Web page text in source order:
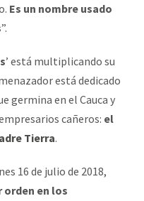
Es un nombre usado
”.
’ está multiplicando su
está dedicado
germina en el Cauca y
cañeros: el
Tierra.
16 de julio de 2018,
orden en los